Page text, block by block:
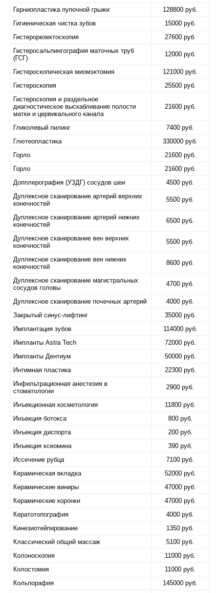
Герниопластика пупочной грыжи
128800 руб.
Гигиеническая чистка зубов
15000 руб.
Гистерорезектоскопия
27600 руб.
Гистеросальпингография маточных труб
(ГСГ)
12000 руб.
Гистероскопическая миомэктомия
121000 руб.
Гистероскопия
25500 руб.
Гистероскопия и раздельное
диагностическое выскабливание полости
матки и цервикального канала
21600 руб.
Гликолевый пилинг
7400 руб.
Глютеопластика
330000 руб.
Горло
21600 руб.
Горло
21600 руб.
Допплерография (УЗДГ) сосудов шеи
4500 руб.
Дуплексное сканирование артерий верхних
конечностей
5500 руб.
Дуплексное сканирование артерий нижних
конечностей
6500 руб.
Дуплексное сканирование вен верхних
конечностей
5500 руб.
Дуплексное сканирование вен нижних
конечностей
8600 руб.
Дуплексное сканирование магистральных
сосудов головы
4700 руб.
Дуплексное сканирование почечных артерий
4000 руб.
Закрытый синус-лифтинг
35000 руб.
Имплантация зубов
114000 руб.
Импланты Astra Tech
72000 руб.
Импланты Дентиум
50000 руб.
Интимная пластика
22300 руб.
Инфильтрационная анестезия в
стоматологии
2900 руб.
Инъекционная косметология
11800 руб.
Инъекция ботокса
800 руб.
Инъекция диспорта
200 руб.
Инъекция ксеомина
390 руб.
Иссечение рубца
7100 руб.
Керамическая вкладка
52000 руб.
Керамические виниры
47000 руб.
Керамические коронки
47000 руб.
Кератотопография
4000 руб.
Кинезиотейпирование
1350 руб.
Классический общий массаж
5100 руб.
Колоноскопия
11000 руб.
Колостомия
11000 руб.
Кольпорафия
145000 руб.